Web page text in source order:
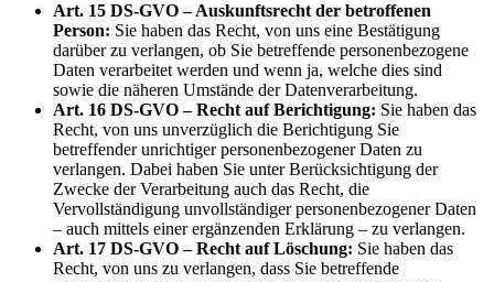
Art. 15 DS-GVO – Auskunftsrecht der betroffenen
Person: Sie haben das Recht, von uns eine Bestätigung
darüber zu verlangen, ob Sie betreffende personenbezogene
Daten verarbeitet werden und wenn ja, welche dies sind
sowie die näheren Umstände der Datenverarbeitung.
Art. 16 DS-GVO – Recht auf Berichtigung: Sie haben das
Recht, von uns unverzüglich die Berichtigung Sie
betreffender unrichtiger personenbezogener Daten zu
verlangen. Dabei haben Sie unter Berücksichtigung der
Zwecke der Verarbeitung auch das Recht, die
Vervollständigung unvollständiger personenbezogener Daten
– auch mittels einer ergänzenden Erklärung – zu verlangen.
Art. 17 DS-GVO – Recht auf Löschung: Sie haben das
Recht, von uns zu verlangen, dass Sie betreffende